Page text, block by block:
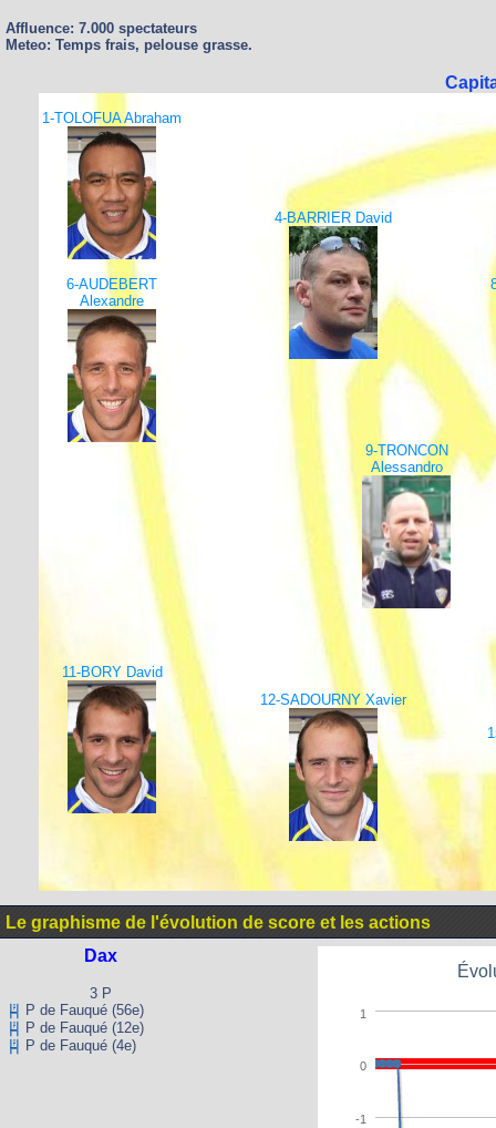
Affluence: 7.000 spectateurs
Meteo: Temps frais, pelouse grasse.
1-TOLOFUA Abraham
4-BARRIER David
6-AUDEBERT
Alexandre
9-TRONCON
Alessandro
11-BORY David
12-SADOURNY Xavier
Le graphisme de l'évolution de score et les actions
Dax
3 P
P de Fauqué (56e)
P de Fauqué (12e)
P de Fauqué (4e)
-1
0
1